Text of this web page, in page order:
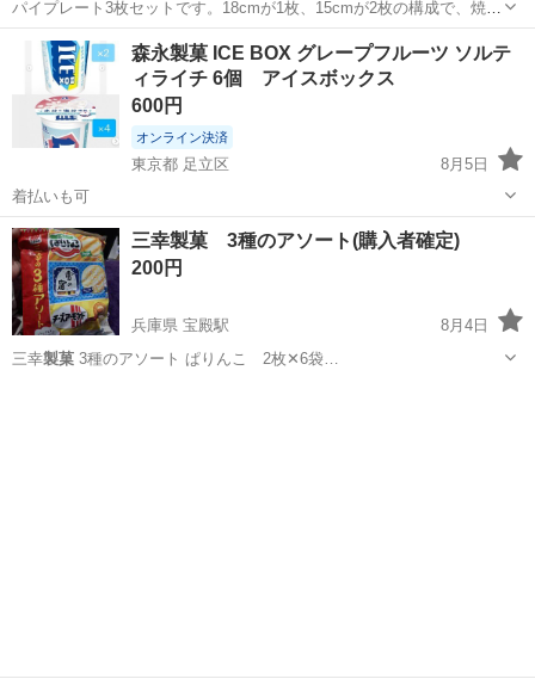
パイプレート3枚セットです。18cmが1枚、15cmが2枚の構成で、焼き
菓子作りに適したステンレス製です。 - 材質: ステンレス - セット内
容: 18cm×1枚、15cm×2枚 - 形状: 円形 ご覧いた...
静岡 焼津市 西焼津駅 調理器具 製菓
森永製菓 ICE BOX グレープフルーツ ソルテ
ィライチ 6個 アイスボックス
600円
オンライン決済
東京都 足立区
8月5日
着払いも可
東京 足立区 食品
三幸製菓 3種のアソート(購入者確定)
200円
兵庫県 宝殿駅
8月4日
三幸製菓3種のアソート ぱりんこ 2枚✕6袋…